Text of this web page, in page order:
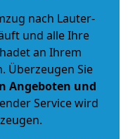
nach Lauter-
und alle Ihre
an Ihrem
Überzeugen Sie
Angeboten und
Service wird